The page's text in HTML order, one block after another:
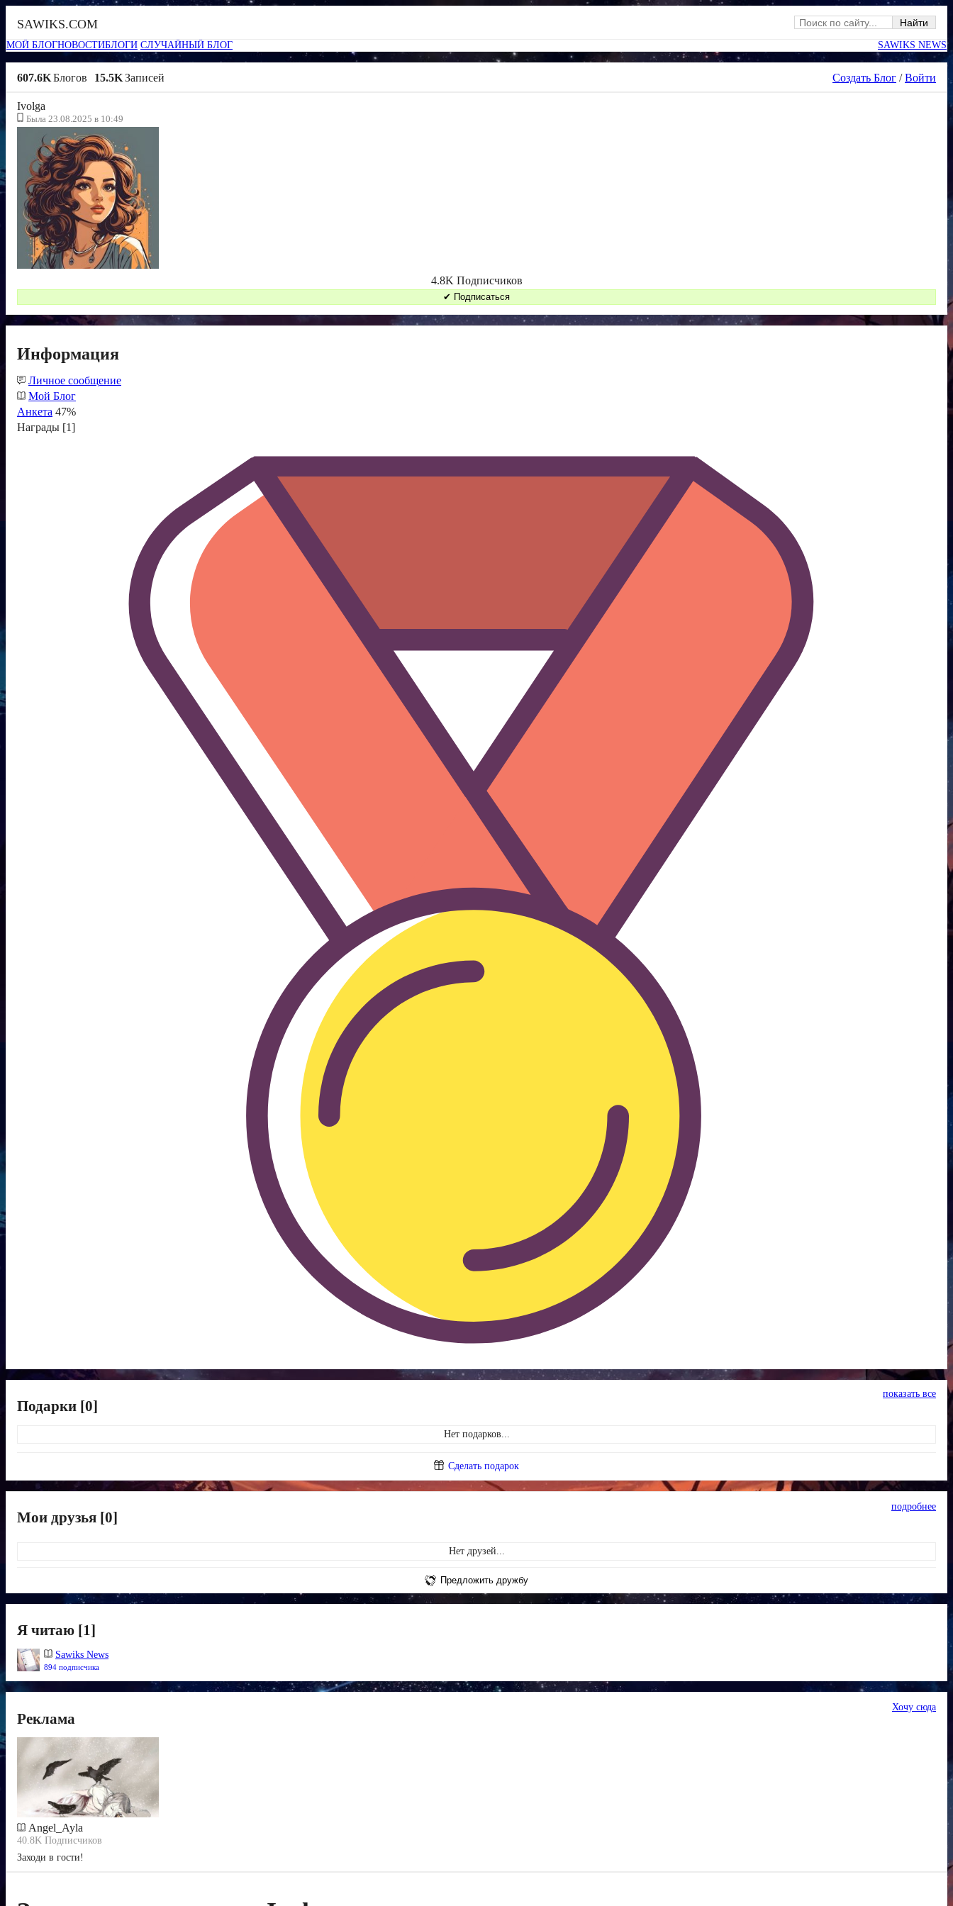
SAWIKS.COM
SAWIKS NEWS
МОЙ БЛОГНОВОСТИБЛОГИ СЛУЧАЙНЫЙ БЛОГ
607.6KБлогов 15.5KЗаписей Создать Блог /Войти
Ivolga
Была 23.08.2025 в 10:49
4.8K Подписчиков
Информация
Личное сообщение
Мой Блог
Анкета 47%
Награды [1]
показать все
Подарки [0]
Нет подарков...
Сделать подарок
подробнее
Мои друзья [0]
Нет друзей...
Предложить дружбу
Я читаю [1]
Sawiks News
894 подписчика
Хочу сюда
Реклама
Angel_Ayla
40.8K Подписчиков
Заходи в гости!